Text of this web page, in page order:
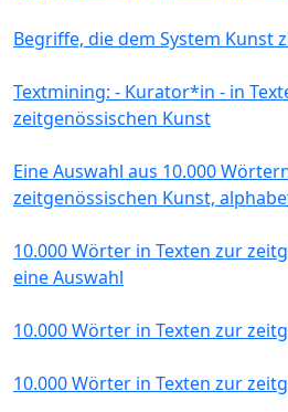
Begriffe, die dem System Kunst
Textmining: - Kurator*in - in
zeitgenössischen Kunst
Eine Auswahl aus 10.000
zeitgenössischen Kunst,
10.000 Wörter in Texten zur
eine Auswahl
10.000 Wörter in Texten zur
10.000 Wörter in Texten zur